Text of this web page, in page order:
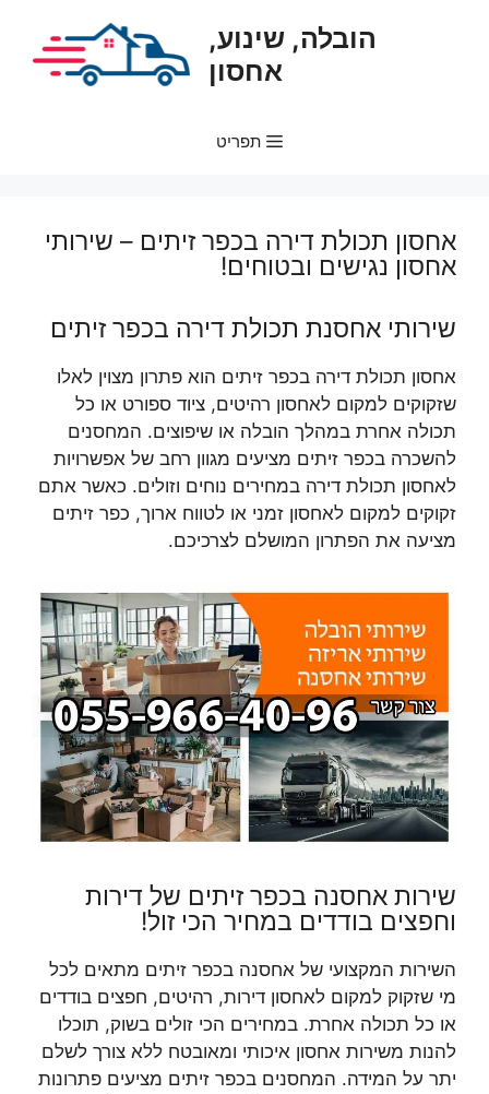
הובלה, שינוע,
אחסון
תפריט
אחסון תכולת דירה בכפר זיתים – שירותי
אחסון נגישים ובטוחים!
שירותי אחסנת תכולת דירה בכפר זיתים
אחסון תכולת דירה בכפר זיתים הוא פתרון מצוין לאלו
שזקוקים למקום לאחסון רהיטים, ציוד ספורט או כל
תכולה אחרת במהלך הובלה או שיפוצים. המחסנים
להשכרה בכפר זיתים מציעים מגוון רחב של אפשרויות
לאחסון תכולת דירה במחירים נוחים וזולים. כאשר אתם
זקוקים למקום לאחסון זמני או לטווח ארוך, כפר זיתים
מציעה את הפתרון המושלם לצרכיכם.
שירות אחסנה בכפר זיתים של דירות
וחפצים בודדים במחיר הכי זול!
השירות המקצועי של אחסנה בכפר זיתים מתאים לכל
מי שזקוק למקום לאחסון דירות, רהיטים, חפצים בודדים
או כל תכולה אחרת. במחירים הכי זולים בשוק, תוכלו
להנות משירות אחסון איכותי ומאובטח ללא צורך לשלם
יתר על המידה. המחסנים בכפר זיתים מציעים פתרונות